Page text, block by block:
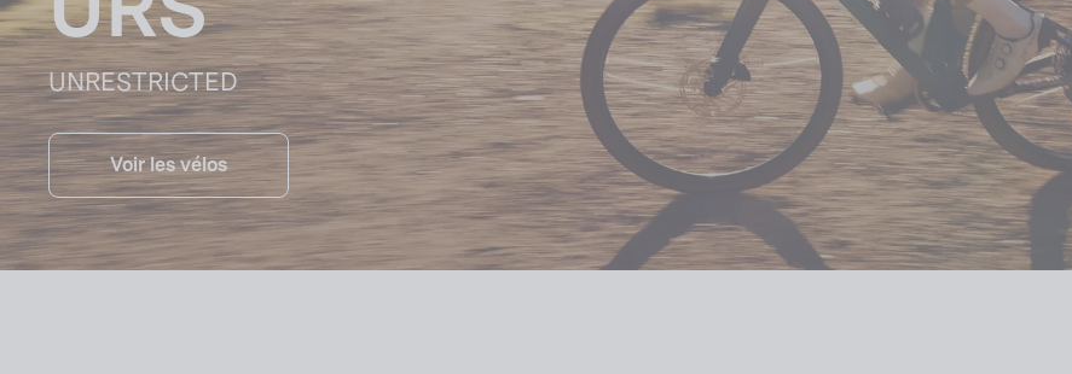
UNRESTRICTED
Voir les vélos